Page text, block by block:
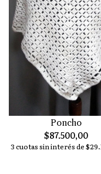
Poncho
$87.500,00
3 cuotas sin interés de